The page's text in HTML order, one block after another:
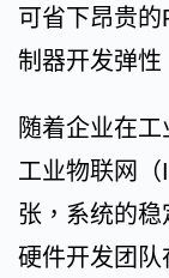
可省下昂贵
制器开发弹性
随着企业在
工业物联网
张，系统的
硬件开发团